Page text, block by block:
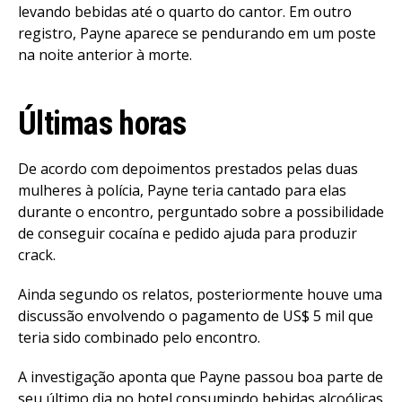
levando bebidas até o quarto do cantor. Em outro
registro, Payne aparece se pendurando em um poste
na noite anterior à morte.
Últimas horas
De acordo com depoimentos prestados pelas duas
mulheres à polícia, Payne teria cantado para elas
durante o encontro, perguntado sobre a possibilidade
de conseguir cocaína e pedido ajuda para produzir
crack.
Ainda segundo os relatos, posteriormente houve uma
discussão envolvendo o pagamento de US$ 5 mil que
teria sido combinado pelo encontro.
A investigação aponta que Payne passou boa parte de